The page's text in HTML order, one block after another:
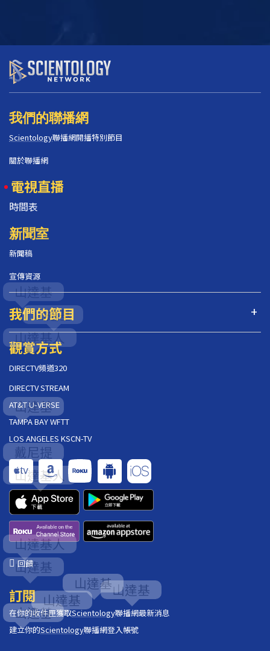
我們的聯播網
Scientology聯播網開播特別節目
關於聯播網
電視直播
時間表
新聞室
新聞稿
宣傳資源
我們的節目
觀賞方式
DIRECTV頻道320
DIRECTV STREAM
AT&T U-VERSE
TAMPA BAY WFTT
LOS ANGELES KSCN-TV
回饋
訂閱
在你的收件匣獲取Scientology聯播網最新消息
建立你的Scientology聯播網登入帳號